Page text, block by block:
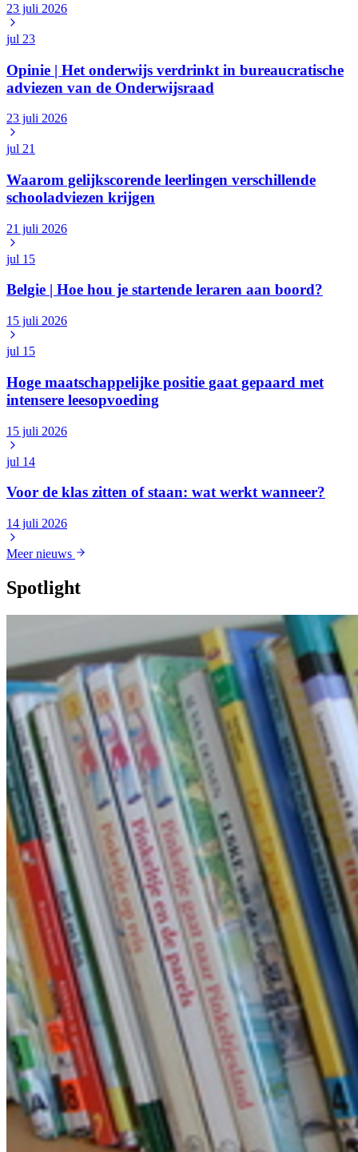
23 juli 2026
jul 23
Opinie | Het onderwijs verdrinkt in bureaucratische
adviezen van de Onderwijsraad
23 juli 2026
jul 21
Waarom gelijkscorende leerlingen verschillende
schooladviezen krijgen
21 juli 2026
jul 15
Belgie | Hoe hou je startende leraren aan boord?
15 juli 2026
jul 15
Hoge maatschappelijke positie gaat gepaard met
intensere leesopvoeding
15 juli 2026
jul 14
Voor de klas zitten of staan: wat werkt wanneer?
14 juli 2026
Meer nieuws
Spotlight